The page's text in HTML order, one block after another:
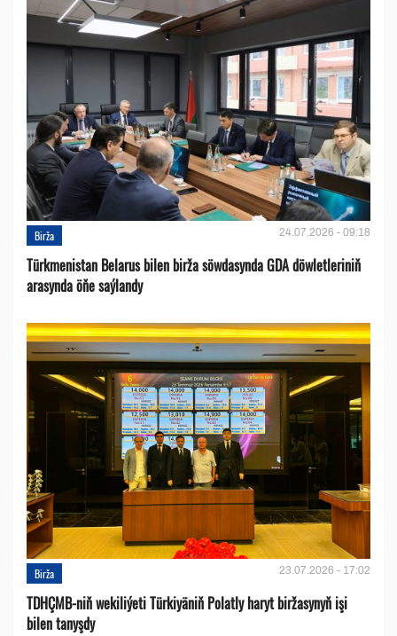
Birža 24.07.2026 - 09:18
Türkmenistan Belarus bilen birža söwdasynda GDA döwletleriniň
arasynda öňe saýlandy
Birža 23.07.2026 - 17:02
TDHÇMB-niň wekiliýeti Türkiyäniň Polatly haryt biržasynyň işi
bilen tanyşdy